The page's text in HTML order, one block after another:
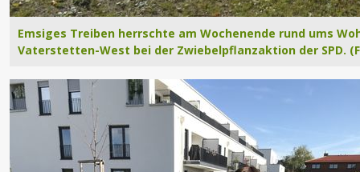
Emsiges Treiben herrschte am Wochenende rund ums
Vaterstetten-West bei der Zwiebelpflanzaktion der SPD.